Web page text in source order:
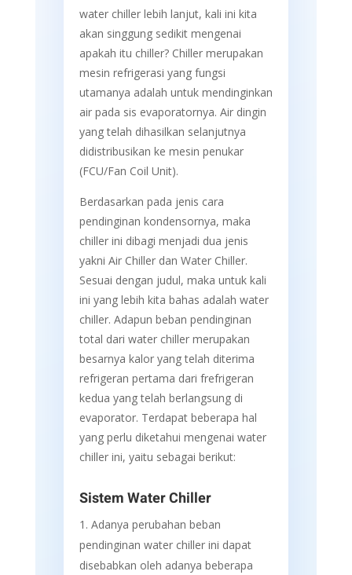
water chiller lebih lanjut, kali ini kita
akan singgung sedikit mengenai
apakah itu chiller? Chiller merupakan
mesin refrigerasi yang fungsi
utamanya adalah untuk mendinginkan
air pada sis evaporatornya. Air dingin
yang telah dihasilkan selanjutnya
didistribusikan ke mesin penukar
(FCU/Fan Coil Unit).
Berdasarkan pada jenis cara
pendinginan kondensornya, maka
chiller ini dibagi menjadi dua jenis
yakni Air Chiller dan Water Chiller.
Sesuai dengan judul, maka untuk kali
ini yang lebih kita bahas adalah water
chiller. Adapun beban pendinginan
total dari water chiller merupakan
besarnya kalor yang telah diterima
refrigeran pertama dari frefrigeran
kedua yang telah berlangsung di
evaporator. Terdapat beberapa hal
yang perlu diketahui mengenai water
chiller ini, yaitu sebagai berikut:
Sistem Water Chiller
Adanya perubahan beban
pendinginan water chiller ini dapat
disebabkan oleh adanya beberapa